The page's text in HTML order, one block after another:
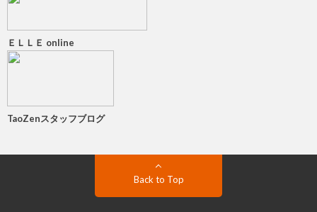
ＥＬＬＥ online
TaoZenスタッフブログ
Back to Top